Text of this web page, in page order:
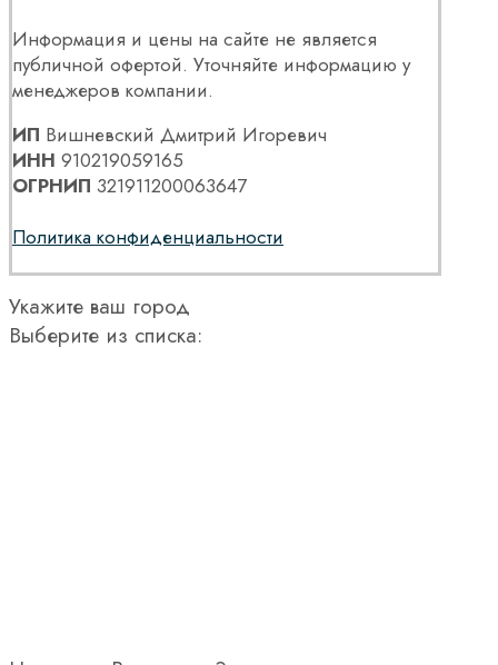
Информация и цены на сайте не является
публичной офертой. Уточняйте информацию у
менеджеров компании.
ИП Вишневский Дмитрий Игоревич
ИНН 910219059165
ОГРНИП 321911200063647
Политика конфиденциальности
Укажите ваш город
Выберите из списка: